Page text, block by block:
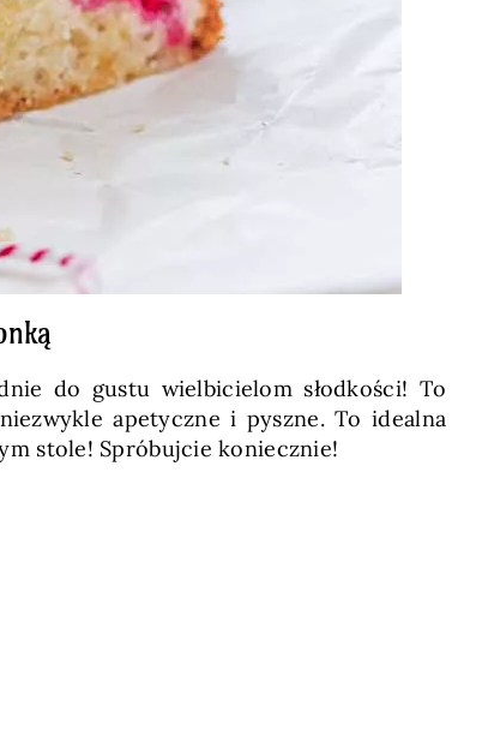
do gustu wielbicielom słodkości! To
apetyczne i pyszne. To idealna
stole! Spróbujcie koniecznie!